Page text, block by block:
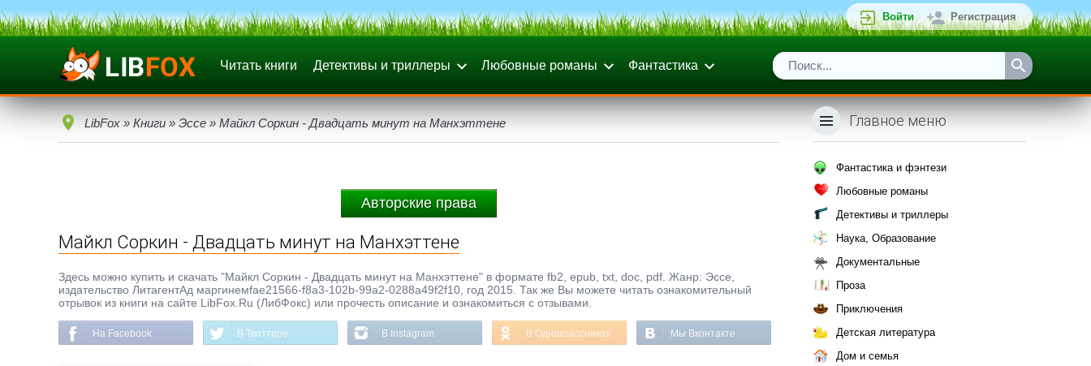
Войти Регистрация
Читать книги Детективы и триллеры Любовные романы Фантастика
LibFox » Книги » Эссе » Майкл Соркин - Двадцать минут на Манхэттене
Авторские права
Майкл Соркин - Двадцать минут на Манхэттене
Здесь можно купить и скачать "Майкл Соркин - Двадцать минут на Манхэттене" в формате fb2, epub, txt, doc, pdf. Жанр: Эссе,
издательство ЛитагентАд маргинемfae21566-f8a3-102b-99a2-0288a49f2f10, год 2015. Так же Вы можете читать ознакомительный
отрывок из книги на сайте LibFox.Ru (ЛибФокс) или прочесть описание и ознакомиться с отзывами.
На Facebook В Твиттере В Instagram В Одноклассниках Мы Вконтакте
Главное меню
Фантастика и фэнтези
Любовные романы
Детективы и триллеры
Наука, Образование
Документальные
Проза
Приключения
Детская литература
Дом и семья